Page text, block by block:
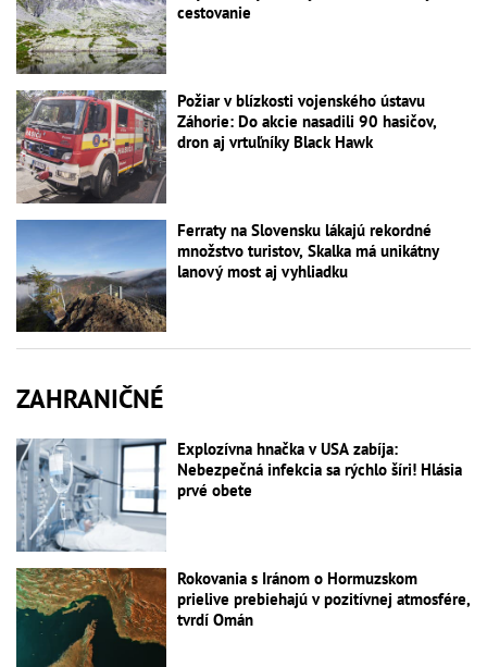
cestovanie
Požiar v blízkosti vojenského ústavu
Záhorie: Do akcie nasadili 90 hasičov,
dron aj vrtuľníky Black Hawk
Ferraty na Slovensku lákajú rekordné
množstvo turistov, Skalka má unikátny
lanový most aj vyhliadku
ZAHRANIČNÉ
Explozívna hnačka v USA zabíja:
Nebezpečná infekcia sa rýchlo šíri! Hlásia
prvé obete
Rokovania s Iránom o Hormuzskom
prielive prebiehajú v pozitívnej atmosfére,
tvrdí Omán